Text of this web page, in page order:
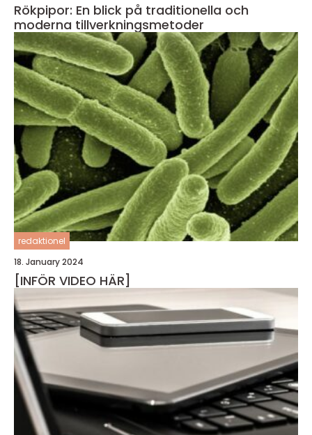
Rökpipor: En blick på traditionella och
moderna tillverkningsmetoder
redaktionel
18. January 2024
[INFÖR VIDEO HÄR]